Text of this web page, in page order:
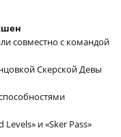
совместно с командой
Скерской Девы
и «Sker Pass»